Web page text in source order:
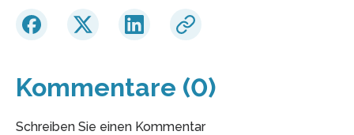
Kommentare (0)
Schreiben Sie einen Kommentar